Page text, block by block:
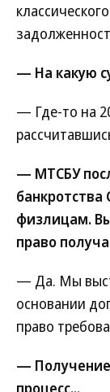
— На какую
— Где-то на
— МТСБУ
физлицам.
право
— Да. Мы
основании
право
—
процесс...